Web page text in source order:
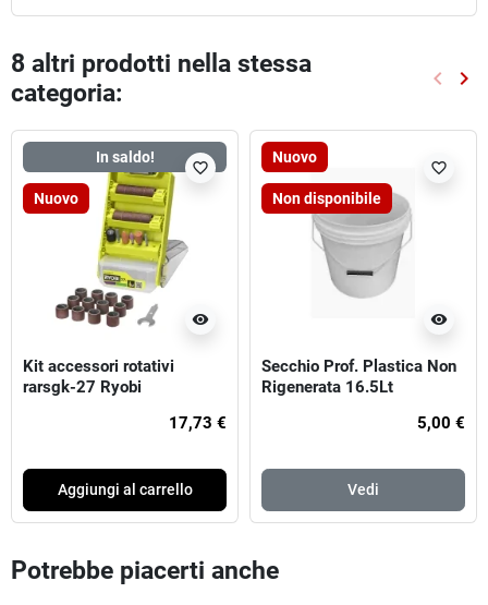
8 altri prodotti nella stessa
categoria:
keyboard_arrow_left keyboard_arrow_right
In saldo!
Nuovo
visibility
favorite_border
Kit accessori rotativi
rarsgk-27 Ryobi
17,73 €
Aggiungi al carrello
Nuovo
Non disponibile
visibility
favorite_border
Secchio Prof. Plastica Non
Rigenerata 16.5Lt
5,00 €
Vedi
Potrebbe piacerti anche